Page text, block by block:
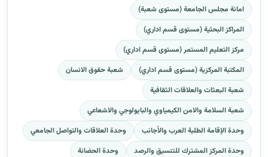
امانة مجلس الجامعة (مستوى شعبة)
المراكز البحثية (مستوى قسم اداري)
مركز التعليم المستمر (مستوى قسم اداري)
المكتبة المركزية (مستوى قسم اداري)
شعبة حقوق الانسان
شعبة البعثات والعلاقات الثقافية
شعبة السلامة والامن الكيمياوي والبايولوجي والاشعاعي
وحدة الإقامة الطلبة العرب والأجانب
وحدة العلاقات والتواصل الجامعي
وحدة المركز المشترك للتنسيق والرصد
وحدة الحضانة